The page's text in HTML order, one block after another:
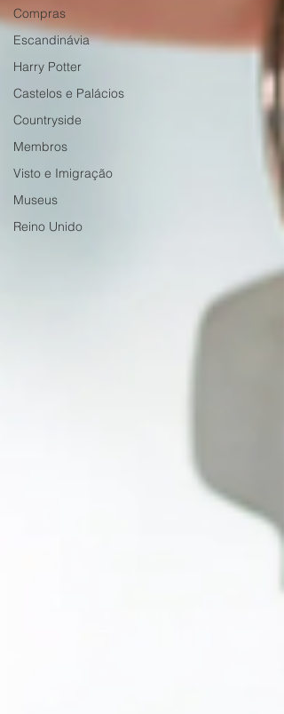
Compras
Escandinávia
Harry Potter
Castelos e Palácios
Countryside
Membros
Visto e Imigração
Museus
Reino Unido